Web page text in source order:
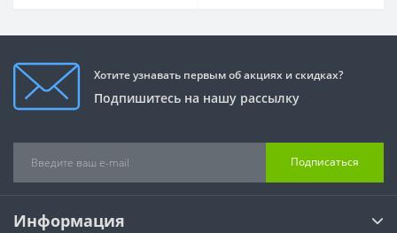
Хотите узнавать первым об акциях и скидках?
Подпишитесь на нашу рассылку
Подписаться
Информация